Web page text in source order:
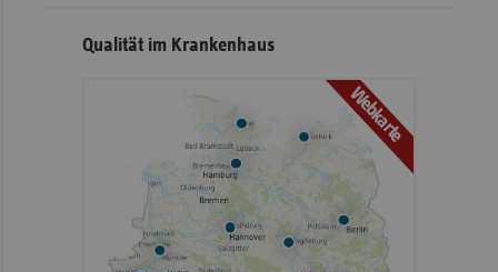
Qualität im Krankenhaus
Webkarte